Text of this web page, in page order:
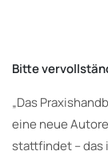
Bitte
„Das
eine neue
stattfindet – das